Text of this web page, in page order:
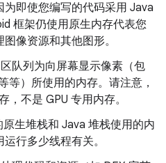
为即使您编写的代码采用 Java
框架仍使用原生内存代表您
像资源和其他图形。
区队列为向屏幕显示像素（包
等）所使用的内存。请注意，
，不是 GPU 专用内存。
原生堆栈和 Java 堆栈使用的内
行多少线程有关。